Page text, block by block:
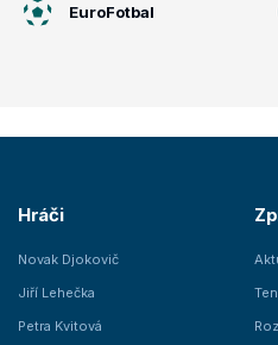
EuroFotbal
Hráči
Novak Djokovič
Jiří Lehečka
Petra Kvitová